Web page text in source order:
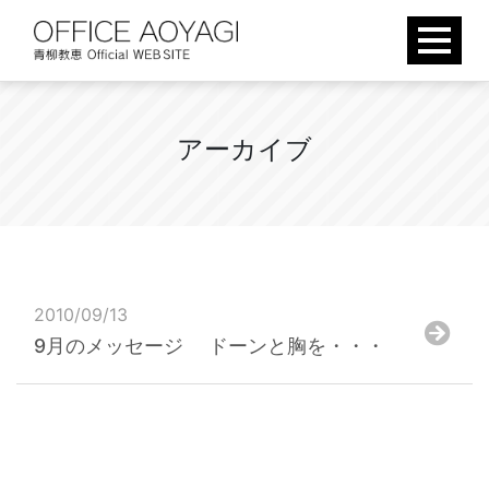
content
アーカ イ ブ
2010/09/13
9月のメッセージ ドーンと胸を・・・